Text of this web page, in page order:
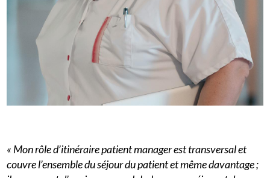
« Mon rôle d’itinéraire patient manager est transversal et
couvre l’ensemble du séjour du patient et même davantage ;